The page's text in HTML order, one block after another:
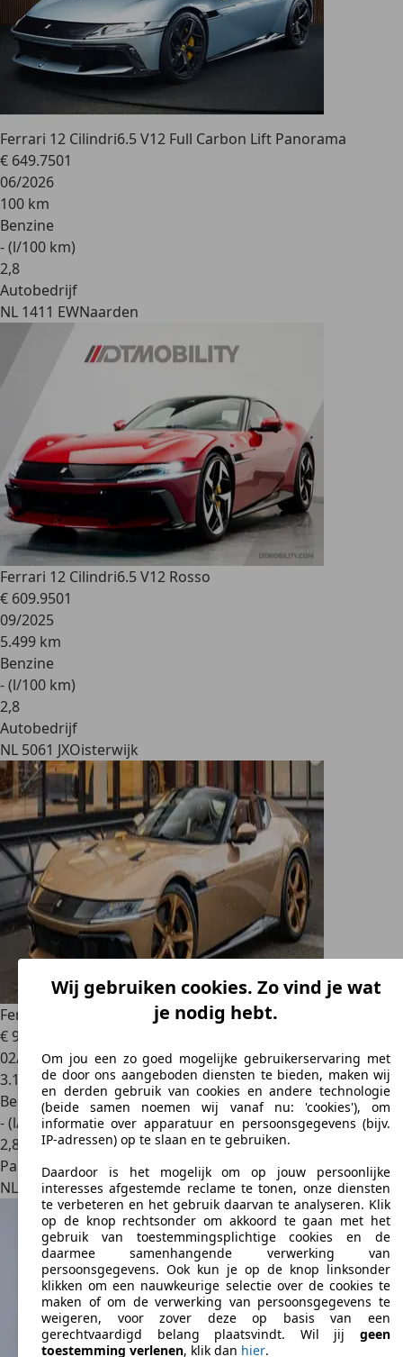
Ferrari 12 Cilindri6.5 V12 Full Carbon Lift Panorama
€ 649.7501
06/2026
100 km
Benzine
- (l/100 km)
2,8
Autobedrijf
NL 1411 EWNaarden
Ferrari 12 Cilindri6.5 V12 Rosso
€ 609.9501
09/2025
5.499 km
Benzine
- (l/100 km)
2,8
Autobedrijf
NL 5061 JXOisterwijk
Ferrari 12 Cilindri
Spider Tailor Made
€ 950.000
02/2026
3.100 km
Benzine
- (l/100 km)
2,8
Particulier
NL 1411DCNaarden
Wij gebruiken cookies. Zo vind je wat
je nodig hebt.
Om jou een zo goed mogelijke gebruikerservaring met
de door ons aangeboden diensten te bieden, maken wij
en derden gebruik van cookies en andere technologie
(beide samen noemen wij vanaf nu: 'cookies'), om
informatie over apparatuur en persoonsgegevens (bijv.
IP-adressen) op te slaan en te gebruiken.
Daardoor is het mogelijk om op jouw persoonlijke
interesses afgestemde reclame te tonen, onze diensten
te verbeteren en het gebruik daarvan te analyseren. Klik
op de knop rechtsonder om akkoord te gaan met het
gebruik van toestemmingsplichtige cookies en de
daarmee samenhangende verwerking van
persoonsgegevens. Ook kun je op de knop linksonder
klikken om een nauwkeurige selectie over de cookies te
maken of om de verwerking van persoonsgegevens te
weigeren, voor zover deze op basis van een
gerechtvaardigd belang plaatsvindt. Wil jij geen
toestemming verlenen, klik dan hier.